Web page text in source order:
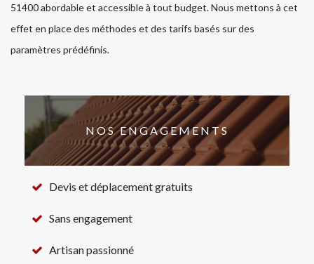
51400 abordable et accessible à tout budget. Nous mettons à cet
effet en place des méthodes et des tarifs basés sur des
paramètres prédéfinis.
NOS ENGAGEMENTS
Devis et déplacement gratuits
Sans engagement
Artisan passionné